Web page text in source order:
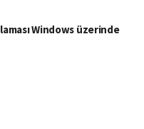
Windows üzerinde